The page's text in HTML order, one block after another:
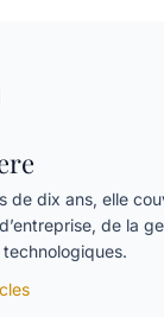
de dix ans, elle
de la